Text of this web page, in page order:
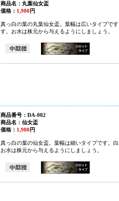
商品名：丸葉仙女盃
価格： 1,980 円
真っ白の葉の丸葉仙女盃。葉幅は広いタイプで
す。お水は株元から与えるようにしましょう。
商品番号：DA-002
商品名：仙女盃
価格： 1,980 円
真っ白の葉の仙女盃。葉幅は細いタイプです。
お水は株元から与えるようにしましょう。